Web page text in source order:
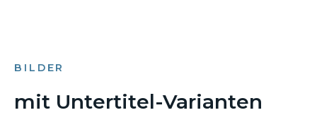
BILDER
mit Untertitel-Varianten